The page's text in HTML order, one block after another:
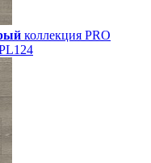
коллекция PRO